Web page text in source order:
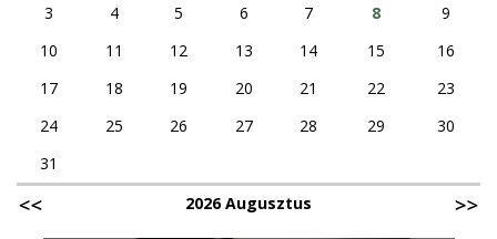
3 4 5 6 7 8
9
10
11 12 13 14 15
16
17
18 19 20 21 22
23
24
25 26 27 28 29
30
31
2026 Augusztus